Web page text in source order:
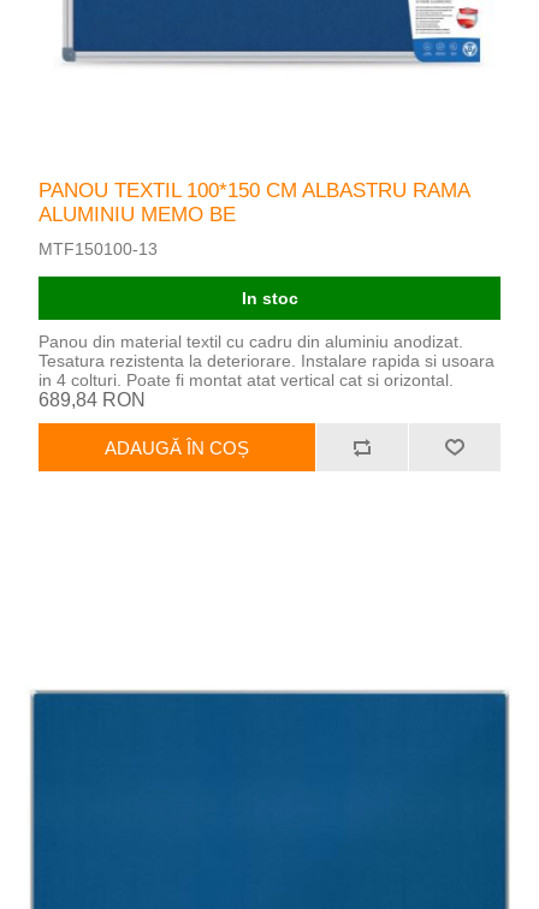
PANOU TEXTIL 100*150 CM ALBASTRU RAMA
ALUMINIU MEMO BE
MTF150100-13
In stoc
Panou din material textil cu cadru din aluminiu anodizat.
Tesatura rezistenta la deteriorare. Instalare rapida si usoara
in 4 colturi. Poate fi montat atat vertical cat si orizontal.
689,84 RON
ADAUGĂ ÎN COȘ